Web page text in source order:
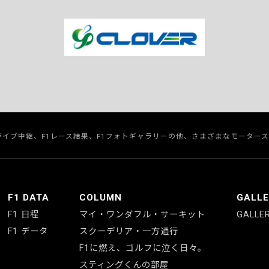
ブ中継、F1レース結果、F1フォトギャラリーの他、さまざまなモーター
F1 DATA
F1 日程
F1 データ
COLUMN
マイ・ワンダフル・サーキット
スクーデリア・一方通行
F1に燃え、ゴルフに泣く日々。
スティングくんの部屋